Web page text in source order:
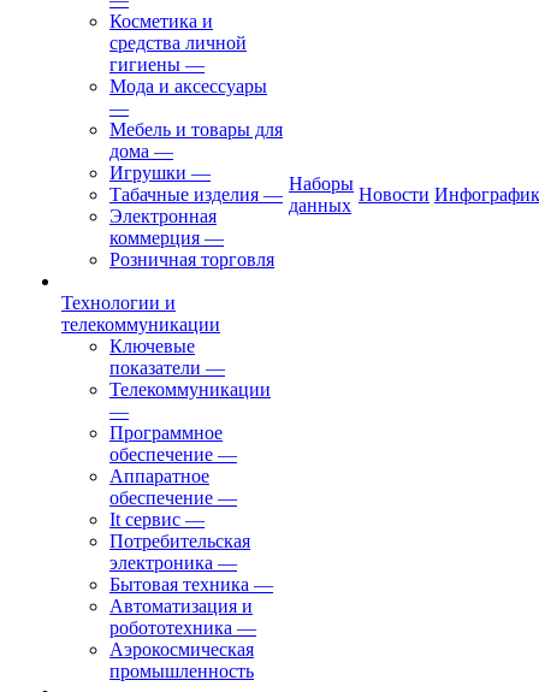
Косметика и
средства личной
гигиены —
Мода и аксессуары
—
Мебель и товары для
дома —
Игрушки —
Табачные изделия —
Электронная
коммерция —
Розничная торговля
Технологии и
телекоммуникации
Ключевые
показатели —
Телекоммуникации
—
Программное
обеспечение —
Аппаратное
обеспечение —
It сервис —
Потребительская
электроника —
Бытовая техника —
Автоматизация и
робототехника —
Аэрокосмическая
промышленность
Наборы
данных
Новости